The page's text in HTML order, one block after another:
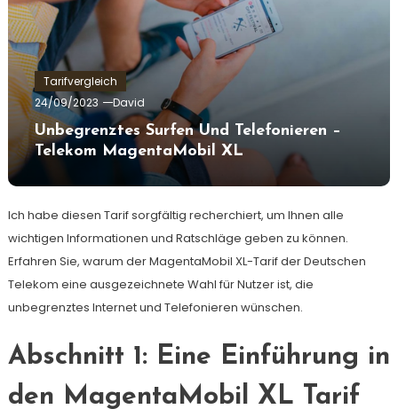
Tarifvergleich
24/09/2023
David
Unbegrenztes Surfen Und Telefonieren –
Telekom MagentaMobil XL
Ich habe diesen Tarif sorgfältig recherchiert, um Ihnen alle
wichtigen Informationen und Ratschläge geben zu können.
Erfahren Sie, warum der MagentaMobil XL-Tarif der Deutschen
Telekom eine ausgezeichnete Wahl für Nutzer ist, die
unbegrenztes Internet und Telefonieren wünschen.
Abschnitt 1: Eine Einführung in
den MagentaMobil XL Tarif